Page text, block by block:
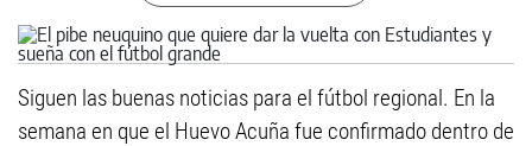
Siguen las buenas noticias para el fútbol regional. En la
semana en que el Huevo Acuña fue confirmado dentro de